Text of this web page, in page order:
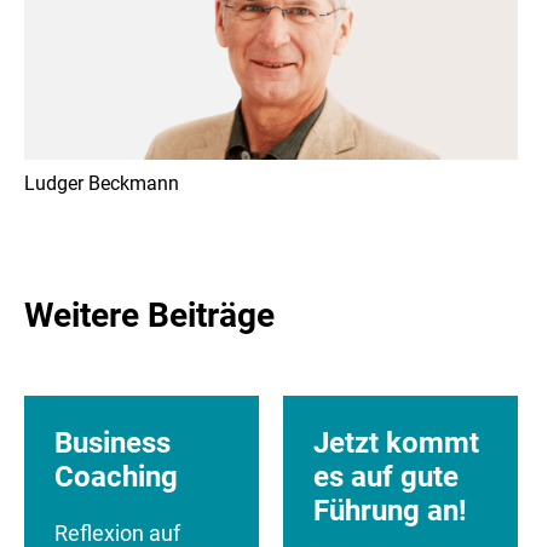
Ludger Beckmann
Weitere Beiträge
Business
Coaching
Reflexion auf
Jetzt kommt
es auf gute
Führung an!